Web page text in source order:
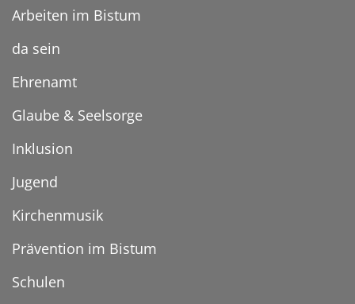
Arbeiten im Bistum
da sein
Ehrenamt
Glaube & Seelsorge
Inklusion
Jugend
Kirchenmusik
Prävention im Bistum
Schulen